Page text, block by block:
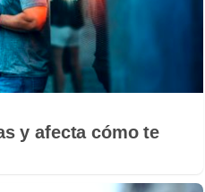
y afecta cómo te